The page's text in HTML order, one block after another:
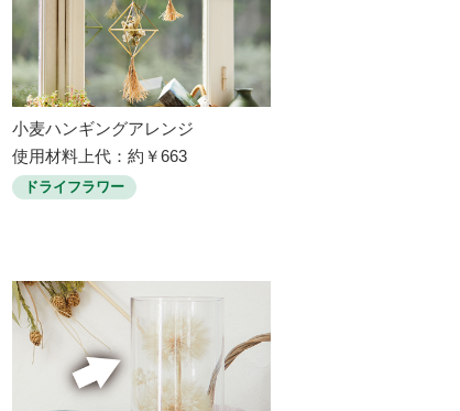
小麦ハンギングアレンジ
使用材料上代：約￥663
ドライフラワー